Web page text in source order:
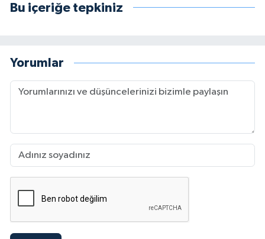
Bu içeriğe tepkiniz
Yorumlar